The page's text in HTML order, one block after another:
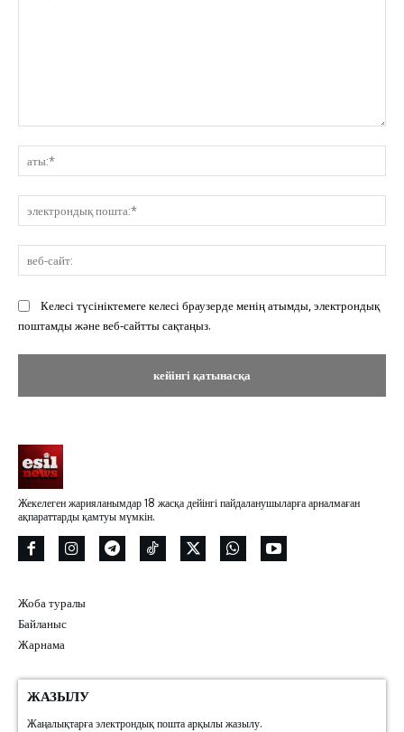
Келесі түсініктемеге келесі браузерде менің атымды, электрондық
поштамды және веб-сайтты сақтаңыз.
Жекелеген жарияланымдар 18 жасқа дейінгі пайдаланушыларға арналмаған
ақпараттарды қамтуы мүмкін.
Жоба туралы
Байланыс
Жарнама
ЖАЗЫЛУ
Жаңалықтарға электрондық пошта арқылы жазылу.